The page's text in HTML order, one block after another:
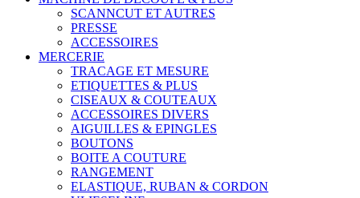
SCANNCUT ET AUTRES
PRESSE
ACCESSOIRES
MERCERIE
TRACAGE ET MESURE
ETIQUETTES & PLUS
CISEAUX & COUTEAUX
ACCESSOIRES DIVERS
AIGUILLES & EPINGLES
BOUTONS
BOITE A COUTURE
RANGEMENT
ELASTIQUE, RUBAN & CORDON